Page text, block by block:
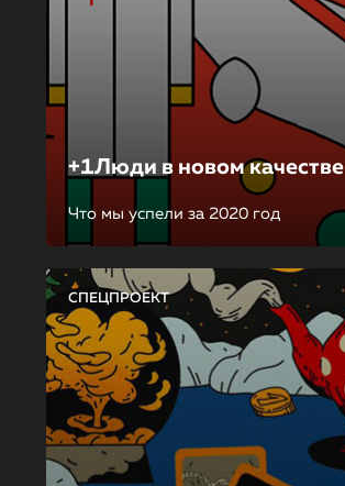
+1Люди в новом качестве
Что мы успели за 2020 год
СПЕЦПРОЕКТ